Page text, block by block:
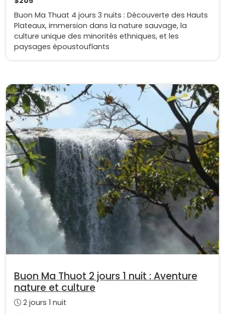
Buon Ma Thuat 4 jours 3 nuits : Découverte des Hauts
Plateaux, immersion dans la nature sauvage, la
culture unique des minorités ethniques, et les
paysages époustouflants
Buon Ma Thuot 2 jours 1 nuit : Aventure
nature et culture
2 jours 1 nuit